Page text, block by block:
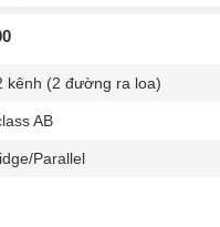
kênh (2 đường ra loa)
AB
Parallel